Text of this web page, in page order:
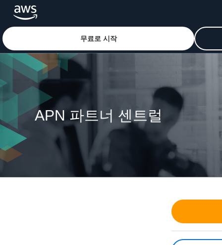
메인 콘텐츠로 건너뛰기
무료로 시작
APN 파트너 센트럴